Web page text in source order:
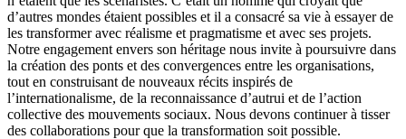
d’autres mondes étaient possibles et il a consacré sa vie à essayer de
les transformer avec réalisme et pragmatisme et avec ses projets.
Notre engagement envers son héritage nous invite à poursuivre dans
la création des ponts et des convergences entre les organisations,
tout en construisant de nouveaux récits inspirés de
l’internationalisme, de la reconnaissance d’autrui et de l’action
collective des mouvements sociaux. Nous devons continuer à tisser
des collaborations pour que la transformation soit possible.